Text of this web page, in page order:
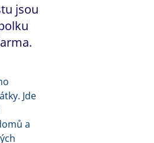
jsou
Jde
a